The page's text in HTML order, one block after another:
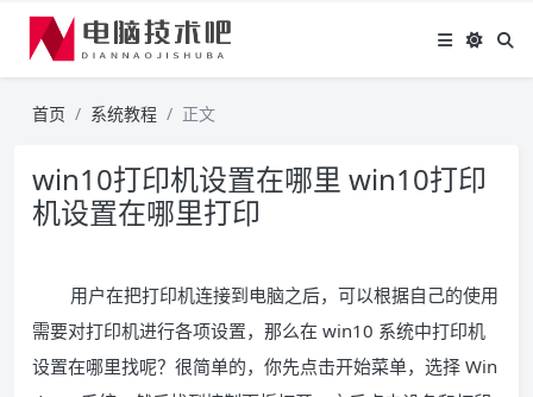
首页 系统教程 正文
win10打印机设置在哪里 win10打印
机设置在哪里打印
用户在把打印机连接到电脑之后，可以根据自己的使用
需要对打印机进行各项设置，那么在 win10 系统中打印机
设置在哪里找呢？很简单的，你先点击开始菜单，选择 Win